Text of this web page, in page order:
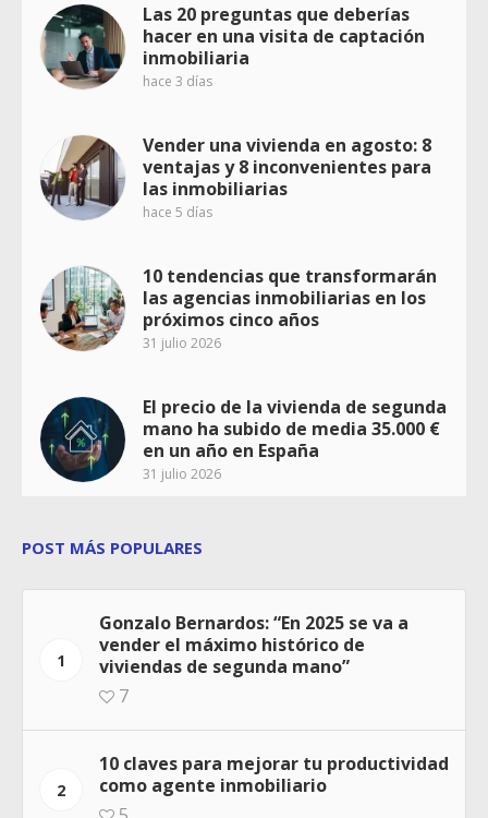
Las 20 preguntas que deberías
hacer en una visita de captación
inmobiliaria
hace 3 días
Vender una vivienda en agosto: 8
ventajas y 8 inconvenientes para
las inmobiliarias
hace 5 días
10 tendencias que transformarán
las agencias inmobiliarias en los
próximos cinco años
31 julio 2026
El precio de la vivienda de segunda
mano ha subido de media 35.000 €
en un año en España
31 julio 2026
POST MÁS POPULARES
1
Gonzalo Bernardos: “En 2025 se va a
vender el máximo histórico de
viviendas de segunda mano”
7
2
10 claves para mejorar tu productividad
como agente inmobiliario